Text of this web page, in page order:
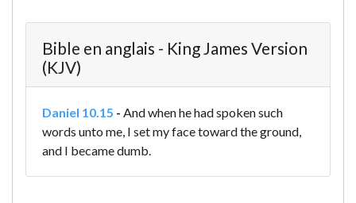
Bible en anglais - King James Version
(KJV)
Daniel 10.15 - And when he had spoken such
words unto me, I set my face toward the ground,
and I became dumb.